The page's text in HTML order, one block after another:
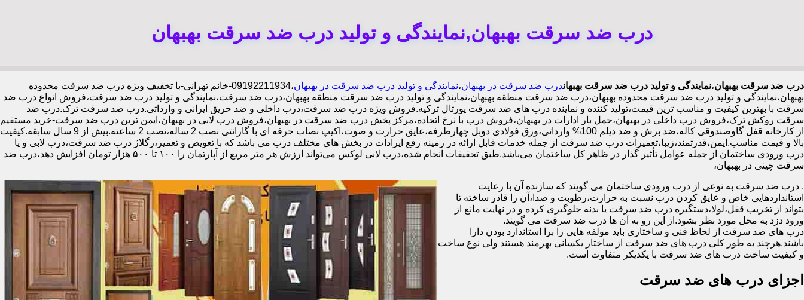
درب ضد سرقت بهبهان,نمایندگی و تولید درب ضد سرقت بهبهان
درب ضد سرقت بهبهان،نمایندگی و تولید درب ضد سرقت بهبهاندرب ضد سرقت در بهبهان،نمایندگی و تولید درب ضد سرقت در بهبهان
،09192211934-خانم تهرانی-با تخفیف ویژه درب ضد سرقت محدوده
بهبهان،نمایندگی و تولید درب ضد سرقت محدوده بهبهان،درب ضد سرقت منطقه بهبهان،نمایندگی و تولید درب ضد سرقت منطقه بهبهان،درب ضد سرقت،نمایندگی و تولید درب ضد سرقت،فروش انواع درب ضد
سرقت با بهترین کیفیت و مناسب ترین قیمت،تولید کننده و نماینده درب های ضد سرقت پورتال ترکیه.فروش ویژه درب ضد سرقت،درب داخلی و ضد حریق ایرانی و وارداتی.درب ضد سرقت ترک.درب ضد
سرقت روکش ترک،فروش درب داخلی در بهبهان،حمل بار ادارات در بهبهان،فروش درب با نرخ اتحاده،مرکز پخش درب ضد سرقت در بهبهان،فروش درب لابی در بهبهان،ایمن ترین درب ضد سرقت-خرید مستقیم
از کارخانه قفل گاوصندوقی کاله،ضد برش و ضد دیلم 100% وارداتی،ورق فولادی دوبل چهارطرفه،عایق حرارت و صوت،اکیپ نصاب حرفه ای با گارانتی نصب 2 ساله،نصب 2 ساعته.بیش از 9 سال سابقه.کیفیت
بالا و قیمت مناسب.ایمن،قدرتمند،زیبا،تعمیرات درب ضد سرقت از جمله خدمات قابل ارائه در زمینه رفع ایرادات در بخش های مختلف درب می باشد که با تعویض و تعمیر،رگلاژ درب ضد سرقت،درب لابی و یا
درب ورودی ساختمان از جمله عوامل تأثیر گذار در ظاهر کل ساختمان می‌باشد.طبق تحقیقات انجام شده،درب لابی لوکس می‌تواند ارزش هر متر مربع از آپارتمان را ۱۰۰ تا ۵۰۰ هزار تومان افزایش دهد،درب ضد
سرقت چینی در بهبهان،
. درب ضد سرقت به نوعی از درب ورودی ساختمان می گویند که سازنده آن با رعایت
استانداردهایی خاص و عایق کردن درب نسبت به حرارت،رطوبت و صدا،آن را قادر ساخته تا
بتواند از تخریب قفل،لولا،دستگیره درب ضد سرقت یا بدنه جلوگیری کرده و در نهایت مانع از
ورود دزد به محل مورد نظر بشود.از این رو به آن ها درب ضد سرقت می گویند.
درب های ضد سرقت از لحاظ فنی و ساختاری باید مولفه هایی را برا استاندارد بودن دارا
باشند.هرچند به طور کلی درب های ضد سرقت از ساختار یکسانی بهرمند هستند ولی نوع ساخت
و کیفیت ساخت درب های ضد سرقت با یکدیکر متفاوت است.
اجزای درب های ضد سرقت